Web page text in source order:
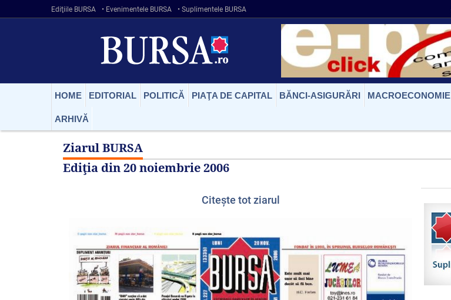
Ediţiile BURSA • Evenimentele BURSA • Suplimentele BURSA
HOME EDITORIAL POLITICĂ PIAŢA DE CAPITAL BĂNCI-ASIGURĂRI MACROECONOMIE
ARHIVĂ
Ziarul BURSA
Ediţia din20 noiembrie 2006
Citeşte tot ziarul